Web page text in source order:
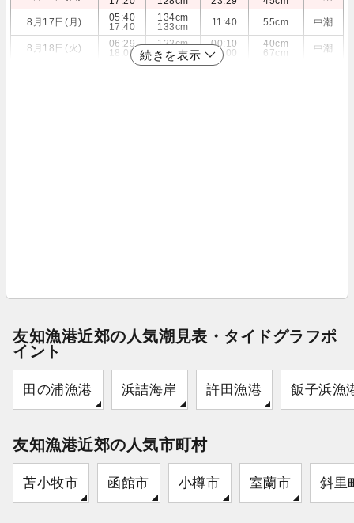
8月17日(月)
05:40
17:40
134cm
133cm
11:40 55cm 中潮
8月18日(火)
06:29
18:00
122cm
138cm
00:10
12:00
40cm
67cm
中潮
続きを表示
友知漁港近郊の人気潮見表・タイドグラフポ
イント
田の浦漁港 浜詰海岸 許田漁港 飯子浜漁
友知漁港近郊の人気市町村
苫小牧市 函館市 小樽市 室蘭市 斜里